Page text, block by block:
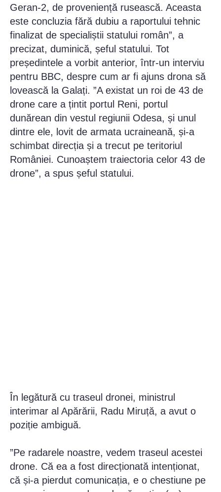
Geran-2, de proveniență rusească. Aceasta
este concluzia fără dubiu a raportului tehnic
finalizat de specialiștii statului român”, a
precizat, duminică, șeful statului. Tot
președintele a vorbit anterior, într-un interviu
pentru BBC, despre cum ar fi ajuns drona să
lovească la Galați. ”A existat un roi de 43 de
drone care a țintit portul Reni, portul
dunărean din vestul regiunii Odesa, și unul
dintre ele, lovit de armata ucraineană, și-a
schimbat direcția și a trecut pe teritoriul
României. Cunoaștem traiectoria celor 43 de
drone”, a spus șeful statului.
În legătură cu traseul dronei, ministrul
interimar al Apărării, Radu Miruță, a avut o
poziție ambiguă.
”Pe radarele noastre, vedem traseul acestei
drone. Că ea a fost direcționată intenționat,
că și-a pierdut comunicația, e o chestiune pe